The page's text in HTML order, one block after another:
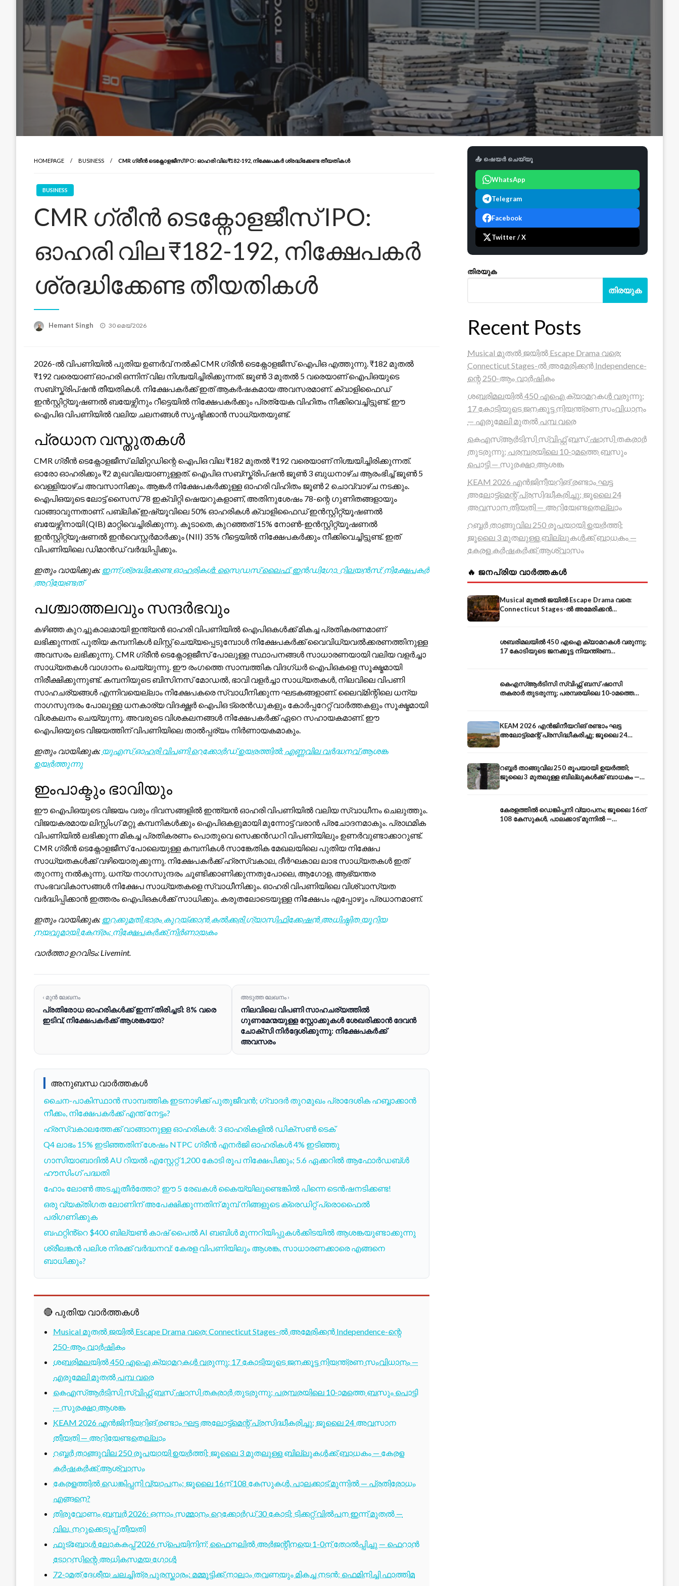
HOMEPAGE BUSINESS CMR ഗ്രീൻ ടെക്നോളജീസ് IPO: ഓഹരി വില ₹182-192, നിക്ഷേപകർ ശ്രദ്ധിക്കേണ്ട തീയതികൾ
BUSINESS
CMR ഗ്രീൻ ടെക്നോളജീസ് IPO:
ഓഹരി വില ₹182-192, നിക്ഷേപകർ
ശ്രദ്ധിക്കേണ്ട തീയതികൾ
Hemant Singh
Posted
30 മെയ്‌ 2026
2026-ൽ വിപണിയിൽ പുതിയ ഉണർവ് നൽകി CMR ഗ്രീൻ ടെക്നോളജീസ് ഐപിഒ എത്തുന്നു. ₹182 മുതൽ
₹192 വരെയാണ് ഓഹരി ഒന്നിന് വില നിശ്ചയിച്ചിരിക്കുന്നത്. ജൂൺ 3 മുതൽ 5 വരെയാണ് ഐപിഒയുടെ
സബ്സ്ക്രിപ്ഷൻ തീയതികൾ. നിക്ഷേപകർക്ക് ഇത് ആകർഷകമായ അവസരമാണ്. ക്വാളിഫൈഡ്
ഇൻസ്റ്റിറ്റ്യൂഷണൽ ബയേഴ്സിനും റീട്ടെയിൽ നിക്ഷേപകർക്കും പ്രത്യേക വിഹിതം നീക്കിവെച്ചിട്ടുണ്ട്. ഈ
ഐപിഒ വിപണിയിൽ വലിയ ചലനങ്ങൾ സൃഷ്ടിക്കാൻ സാധ്യതയുണ്ട്.
പ്രധാന വസ്തുതകൾ
CMR ഗ്രീൻ ടെക്നോളജീസ് ലിമിറ്റഡിന്റെ ഐപിഒ വില ₹182 മുതൽ ₹192 വരെയാണ് നിശ്ചയിച്ചിരിക്കുന്നത്.
ഓരോ ഓഹരിക്കും ₹2 മുഖവിലയാണുള്ളത്. ഐപിഒ സബ്സ്ക്രിപ്ഷൻ ജൂൺ 3 ബുധനാഴ്ച ആരംഭിച്ച് ജൂൺ 5
വെള്ളിയാഴ്ച അവസാനിക്കും. ആങ്കർ നിക്ഷേപകർക്കുള്ള ഓഹരി വിഹിതം ജൂൺ 2 ചൊവ്വാഴ്ച നടക്കും.
ഐപിഒയുടെ ലോട്ട് സൈസ് 78 ഇക്വിറ്റി ഷെയറുകളാണ്, അതിനുശേഷം 78-ന്റെ ഗുണിതങ്ങളായും
വാങ്ങാവുന്നതാണ്. പബ്ലിക് ഇഷ്യൂവിലെ 50% ഓഹരികൾ ക്വാളിഫൈഡ് ഇൻസ്റ്റിറ്റ്യൂഷണൽ
ബയേഴ്സിനായി (QIB) മാറ്റിവെച്ചിരിക്കുന്നു. കൂടാതെ, കുറഞ്ഞത് 15% നോൺ-ഇൻസ്റ്റിറ്റ്യൂഷണൽ
ഇൻസ്റ്റിറ്റ്യൂഷണൽ ഇൻവെസ്റ്റർമാർക്കും (NII) 35% റീട്ടെയിൽ നിക്ഷേപകർക്കും നീക്കിവെച്ചിട്ടുണ്ട്. ഇത്
വിപണിയിലെ ഡിമാൻഡ് വർദ്ധിപ്പിക്കും.
ഇതും വായിക്കുക: ഇന്ന് ശ്രദ്ധിക്കേണ്ട ഓഹരികൾ: സൈഡസ് ലൈഫ്, ഇൻഡിഗോ, റിലയൻസ്; നിക്ഷേപകർ
അറിയേണ്ടത്
പശ്ചാത്തലവും സന്ദർഭവും
കഴിഞ്ഞ കുറച്ചുകാലമായി ഇന്ത്യൻ ഓഹരി വിപണിയിൽ ഐപിഒകൾക്ക് മികച്ച പ്രതികരണമാണ്
ലഭിക്കുന്നത്. പുതിയ കമ്പനികൾ ലിസ്റ്റ് ചെയ്യപ്പെടുമ്പോൾ നിക്ഷേപകർക്ക് വൈവിധ്യവൽക്കരണത്തിനുള്ള
അവസരം ലഭിക്കുന്നു. CMR ഗ്രീൻ ടെക്നോളജീസ് പോലുള്ള സ്ഥാപനങ്ങൾ സാധാരണയായി വലിയ വളർച്ചാ
സാധ്യതകൾ വാഗ്ദാനം ചെയ്യുന്നു. ഈ രംഗത്തെ സാമ്പത്തിക വിദഗ്ധർ ഐപിഒകളെ സൂക്ഷ്മമായി
നിരീക്ഷിക്കുന്നുണ്ട്. കമ്പനിയുടെ ബിസിനസ് മോഡൽ, ഭാവി വളർച്ചാ സാധ്യതകൾ, നിലവിലെ വിപണി
സാഹചര്യങ്ങൾ എന്നിവയെല്ലാം നിക്ഷേപകരെ സ്വാധീനിക്കുന്ന ഘടകങ്ങളാണ്. ലൈവ്മിന്റിലെ ധന്യ
നാഗസുന്ദരം പോലുള്ള ധനകാര്യ വിദഗ്ദ്ധർ ഐപിഒ ട്രെൻഡുകളും കോർപ്പറേറ്റ് വാർത്തകളും സൂക്ഷ്മമായി
വിശകലനം ചെയ്യുന്നു. അവരുടെ വിശകലനങ്ങൾ നിക്ഷേപകർക്ക് ഏറെ സഹായകമാണ്. ഈ
ഐപിഒയുടെ വിജയത്തിന് വിപണിയിലെ താൽപ്പര്യം നിർണായകമാകും.
ഇതും വായിക്കുക: യുഎസ് ഓഹരി വിപണി റെക്കോർഡ് ഉയരത്തിൽ; എണ്ണവില വർദ്ധനവ് ആശങ്ക
ഉയർത്തുന്നു
ഇംപാക്ടും ഭാവിയും
ഈ ഐപിഒയുടെ വിജയം വരും ദിവസങ്ങളിൽ ഇന്ത്യൻ ഓഹരി വിപണിയിൽ വലിയ സ്വാധീനം ചെലുത്തും.
വിജയകരമായ ലിസ്റ്റിംഗ് മറ്റു കമ്പനികൾക്കും ഐപിഒകളുമായി മുന്നോട്ട് വരാൻ പ്രചോദനമാകും. പ്രാഥമിക
വിപണിയിൽ ലഭിക്കുന്ന മികച്ച പ്രതികരണം പൊതുവെ സെക്കൻഡറി വിപണിയിലും ഉണർവുണ്ടാക്കാറുണ്ട്.
CMR ഗ്രീൻ ടെക്നോളജീസ് പോലെയുള്ള കമ്പനികൾ സാങ്കേതിക മേഖലയിലെ പുതിയ നിക്ഷേപ
സാധ്യതകൾക്ക് വഴിയൊരുക്കുന്നു. നിക്ഷേപകർക്ക് ഹ്രസ്വകാല, ദീർഘകാല ലാഭ സാധ്യതകൾ ഇത്
തുറന്നു നൽകുന്നു. ധന്യ നാഗസുന്ദരം ചൂണ്ടിക്കാണിക്കുന്നതുപോലെ, ആഗോള, ആഭ്യന്തര
സംഭവവികാസങ്ങൾ നിക്ഷേപ സാധ്യതകളെ സ്വാധീനിക്കും. ഓഹരി വിപണിയിലെ വിശ്വാസ്യത
വർദ്ധിപ്പിക്കാൻ ഇത്തരം ഐപിഒകൾക്ക് സാധിക്കും. കരുതലോടെയുള്ള നിക്ഷേപം എപ്പോഴും പ്രധാനമാണ്.
ഇതും വായിക്കുക: ഇറക്കുമതി ഭാരം കുറയ്ക്കാൻ കൽക്കരി ഗ്യാസിഫിക്കേഷൻ അധിഷ്ഠിത യൂറിയ
നയവുമായി കേന്ദ്രം; നിക്ഷേപകർക്ക് നിർണായകം
വാർത്താ ഉറവിടം: Livemint.
‹ മുൻ ലേഖനം
പ്രതിരോധ ഓഹരികൾക്ക് ഇന്ന് തിരിച്ചടി: 8% വരെ
ഇടിവ്, നിക്ഷേപകർക്ക് ആശങ്കയോ?
അടുത്ത ലേഖനം ›
നിലവിലെ വിപണി സാഹചര്യത്തിൽ
ഗുണമേന്മയുള്ള സ്റ്റോക്കുകൾ ശേഖരിക്കാൻ ദേവൻ
ചോക്സി നിർദ്ദേശിക്കുന്നു: നിക്ഷേപകർക്ക്
അവസരം
അനുബന്ധ വാർത്തകൾ
ചൈന-പാകിസ്ഥാൻ സാമ്പത്തിക ഇടനാഴിക്ക് പുതുജീവൻ; ഗ്വാദർ തുറമുഖം പ്രാദേശിക ഹബ്ബാക്കാൻ
നീക്കം, നിക്ഷേപകർക്ക് എന്ത് നേട്ടം?
ഹ്രസ്വകാലത്തേക്ക് വാങ്ങാനുള്ള ഓഹരികൾ: 3 ഓഹരികളിൽ ഡിക്സൺ ടെക്
Q4 ലാഭം 15% ഇടിഞ്ഞതിന് ശേഷം NTPC ഗ്രീൻ എനർജി ഓഹരികൾ 4% ഇടിഞ്ഞു
ഗാസിയാബാദില്‍ AU റിയല്‍ എസ്റ്റേറ്റ് 1,200 കോടി രൂപ നിക്ഷേപിക്കും; 5.6 ഏക്കറില്‍ ആഫോര്‍ഡബ്ള്‍
ഹൗസിംഗ് പദ്ധതി
ഹോം ലോൺ അടച്ചുതീർത്തോ? ഈ 5 രേഖകൾ കൈയ്യിലുണ്ടെങ്കിൽ പിന്നെ ടെൻഷനടിക്കണ്ട!
ഒരു വ്യക്തിഗത ലോണിന് അപേക്ഷിക്കുന്നതിന് മുമ്പ് നിങ്ങളുടെ ക്രെഡിറ്റ് പ്രൊഫൈൽ
പരിഗണിക്കുക
ബഫറ്റിൻ്റെ $400 ബില്യൺ കാഷ് പൈൽ AI ബബിൾ മുന്നറിയിപ്പുകൾക്കിടയിൽ ആശങ്കയുണ്ടാക്കുന്നു
ശ്രീലങ്കൻ പലിശ നിരക്ക് വർദ്ധനവ്: കേരള വിപണിയിലും ആശങ്ക, സാധാരണക്കാരെ എങ്ങനെ
ബാധിക്കും?
🔴 പുതിയ വാർത്തകൾ
Musical മുതൽ ജയിൽ Escape Drama വരെ: Connecticut Stages-ൽ അമേരിക്കൻ Independence-ന്റെ
250-ആം വാർഷികം
ശബരിമലയിൽ 450 എഐ ക്യാമറകൾ വരുന്നു; 17 കോടിയുടെ ജനക്കൂട്ട നിയന്ത്രണ സംവിധാനം —
എരുമേലി മുതൽ പമ്പ വരെ
കെഎസ്ആർടിസി സ്വിഫ്റ്റ് ബസ് ഷാസി തകരാർ തുടരുന്നു; പരമ്പരയിലെ 10-ാമത്തെ ബസും പൊട്ടി
— സുരക്ഷാ ആശങ്ക
KEAM 2026 എൻജിനീയറിങ് രണ്ടാം ഘട്ട അലോട്ട്മെന്റ് പ്രസിദ്ധീകരിച്ചു; ജൂലൈ 24 അവസാന
തീയതി — അറിയേണ്ടതെല്ലാം
റബ്ബർ താങ്ങുവില 250 രൂപയായി ഉയർത്തി; ജൂലൈ 3 മുതലുള്ള ബില്ലുകൾക്ക് ബാധകം — കേരള
കർഷകർക്ക് ആശ്വാസം
കേരളത്തിൽ ഡെങ്കിപ്പനി വ്യാപനം; ജൂലൈ 16ന് 108 കേസുകൾ, പാലക്കാട് മുന്നിൽ — പ്രതിരോധം
എങ്ങനെ?
തിരുവോണം ബമ്പർ 2026: ഒന്നാം സമ്മാനം റെക്കോർഡ് 30 കോടി; ടിക്കറ്റ് വിൽപന ഇന്ന് മുതൽ —
വില, നറുക്കെടുപ്പ് തീയതി
ഫുട്ബോൾ ലോകകപ്പ് 2026 സ്പെയിനിന്; ഫൈനലിൽ അർജന്റീനയെ 1-0ന് തോൽപ്പിച്ചു — ഫെറാൻ
ടോറസിന്റെ അധികസമയ ഗോൾ
72-ാമത് ദേശീയ ചലച്ചിത്ര പുരസ്കാരം: മമ്മൂട്ടിക്ക് നാലാം തവണയും മികച്ച നടൻ; ഫെമിനിച്ചി ഫാത്തിമ
📤 ഷെയർ ചെയ്യൂ
WhatsApp
Telegram
Facebook
Twitter / X
തിരയുക
തിരയുക
Recent Posts
Musical മുതൽ ജയിൽ Escape Drama വരെ:
Connecticut Stages-ൽ അമേരിക്കൻ Independence-
ന്റെ 250-ആം വാർഷികം
ശബരിമലയിൽ 450 എഐ ക്യാമറകൾ വരുന്നു;
17 കോടിയുടെ ജനക്കൂട്ട നിയന്ത്രണ സംവിധാനം
— എരുമേലി മുതൽ പമ്പ വരെ
കെഎസ്ആർടിസി സ്വിഫ്റ്റ് ബസ് ഷാസി തകരാർ
തുടരുന്നു; പരമ്പരയിലെ 10-ാമത്തെ ബസും
പൊട്ടി — സുരക്ഷാ ആശങ്ക
KEAM 2026 എൻജിനീയറിങ് രണ്ടാം ഘട്ട
അലോട്ട്മെന്റ് പ്രസിദ്ധീകരിച്ചു; ജൂലൈ 24
അവസാന തീയതി — അറിയേണ്ടതെല്ലാം
റബ്ബർ താങ്ങുവില 250 രൂപയായി ഉയർത്തി;
ജൂലൈ 3 മുതലുള്ള ബില്ലുകൾക്ക് ബാധകം —
കേരള കർഷകർക്ക് ആശ്വാസം
🔥 ജനപ്രിയ വാർത്തകൾ
Musical മുതൽ ജയിൽ Escape Drama വരെ:
Connecticut Stages-ൽ അമേരിക്കൻ
ശബരിമലയിൽ 450 എഐ ക്യാമറകൾ വരുന്നു;
17 കോടിയുടെ ജനക്കൂട്ട നിയന്ത്രണ
കെഎസ്ആർടിസി സ്വിഫ്റ്റ് ബസ് ഷാസി
തകരാർ തുടരുന്നു; പരമ്പരയിലെ 10-ാമത്തെ
KEAM 2026 എൻജിനീയറിങ് രണ്ടാം ഘട്ട
അലോട്ട്മെന്റ് പ്രസിദ്ധീകരിച്ചു; ജൂലൈ 24
റബ്ബർ താങ്ങുവില 250 രൂപയായി ഉയർത്തി;
ജൂലൈ 3 മുതലുള്ള ബില്ലുകൾക്ക് ബാധകം —
കേരളത്തിൽ ഡെങ്കിപ്പനി വ്യാപനം; ജൂലൈ 16ന്
108 കേസുകൾ, പാലക്കാട് മുന്നിൽ —